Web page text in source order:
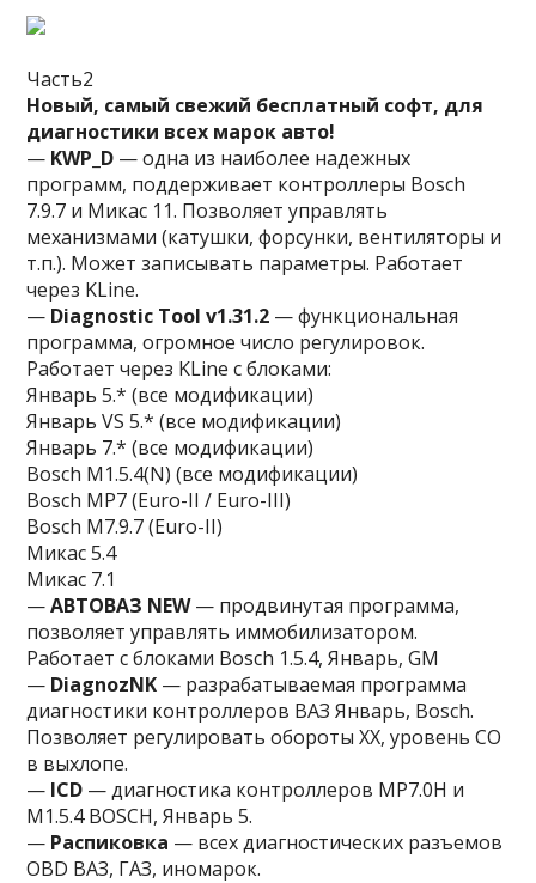
Часть2
Новый, самый свежий бесплатный софт, для
диагностики всех марок авто!
— KWP_D — одна из наиболее надежных
программ, поддерживает контроллеры Bosch
7.9.7 и Микас 11. Позволяет управлять
механизмами (катушки, форсунки, вентиляторы и
т.п.). Может записывать параметры. Работает
через KLine.
— Diagnostic Tool v1.31.2 — функциональная
программа, огромное число регулировок.
Работает через KLine с блоками:
Январь 5.* (все модификации)
Январь VS 5.* (все модификации)
Январь 7.* (все модификации)
Bosch M1.5.4(N) (все модификации)
Bosch MP7 (Euro-II / Euro-III)
Bosch M7.9.7 (Euro-II)
Микас 5.4
Микас 7.1
—АВТОВАЗ NEW— продвинутая программа,
позволяет управлять иммобилизатором.
Работает с блоками Bosch 1.5.4, Январь, GM
— DiagnozNK — разрабатываемая программа
диагностики контроллеров ВАЗ Январь, Bosch.
Позволяет регулировать обороты ХХ, уровень CO
в выхлопе.
— ICD — диагностика контроллеров MP7.0H и
M1.5.4 BOSCH, Январь 5.
— Распиковка — всех диагностических разъемов
OBD ВАЗ, ГАЗ, иномарок.